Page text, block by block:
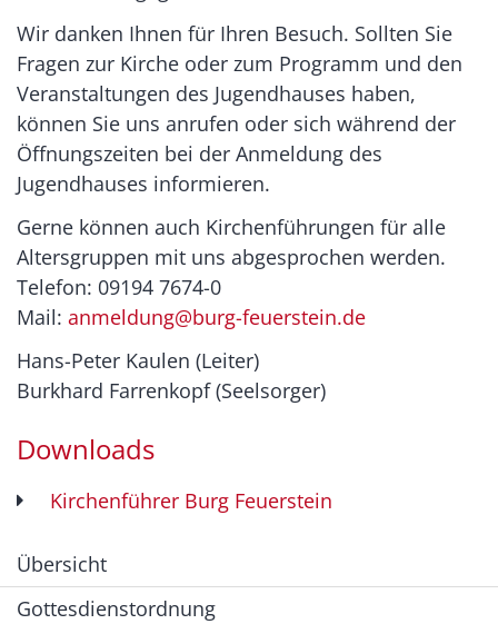
Wir danken Ihnen für Ihren Besuch. Sollten Sie
Fragen zur Kirche oder zum Programm und den
Veranstaltungen des Jugendhauses haben,
können Sie uns anrufen oder sich während der
Öffnungszeiten bei der Anmeldung des
Jugendhauses informieren.
Gerne können auch Kirchenführungen für alle
Altersgruppen mit uns abgesprochen werden.
Telefon: 09194 7674-0
Mail: anmeldung@burg-feuerstein.de
Hans-Peter Kaulen (Leiter)
Burkhard Farrenkopf (Seelsorger)
Downloads
Kirchenführer Burg Feuerstein
Übersicht
Gottesdienstordnung